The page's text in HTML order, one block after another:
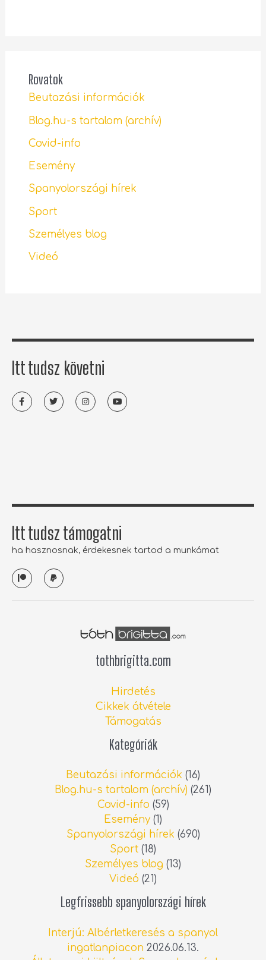
Rovatok
Beutazási információk
Blog.hu-s tartalom (archív)
Covid-info
Esemény
Spanyolországi hírek
Sport
Személyes blog
Videó
Itt tudsz követni
F
a
c
T
w
i
I
n
s
Y
o
u
Itt tudsz támogatni
ha hasznosnak, érdekesnek tartod a munkámat
P
a
t
P
a
y
tothbrigitta.com
Hirdetés
Cikkek átvétele
Támogatás
Kategóriák
Beutazási információk (16)
Blog.hu-s tartalom (archív) (261)
Covid-info (59)
Esemény(1)
Spanyolországi hírek (690)
Sport (18)
Személyes blog (13)
Videó (21)
Legfrissebb spanyolországi hírek
Interjú: Albérletkeresés a spanyol
ingatlanpiacon 2026.06.13.